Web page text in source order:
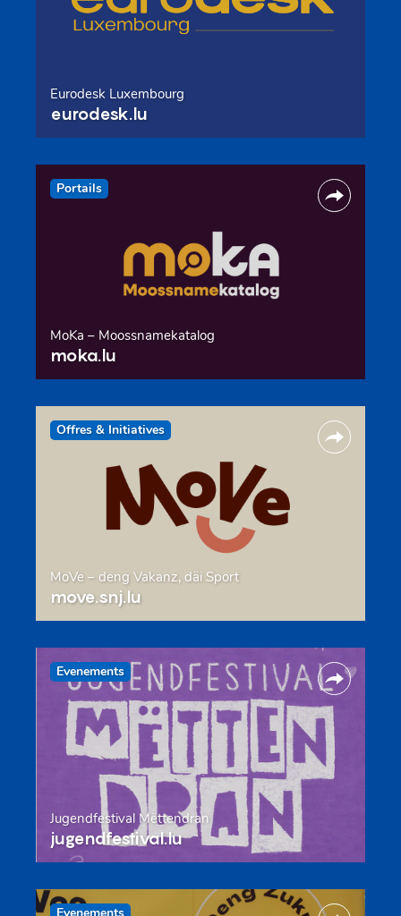
Eurodesk Luxembourg
eurodesk.lu
Portails
MoKa – Moossnamekatalog
moka.lu
Offres & Initiatives
MoVe – deng Vakanz, däi Sport
move.snj.lu
Evenements
Jugendfestival Mëttendran
jugendfestival.lu
Evenements